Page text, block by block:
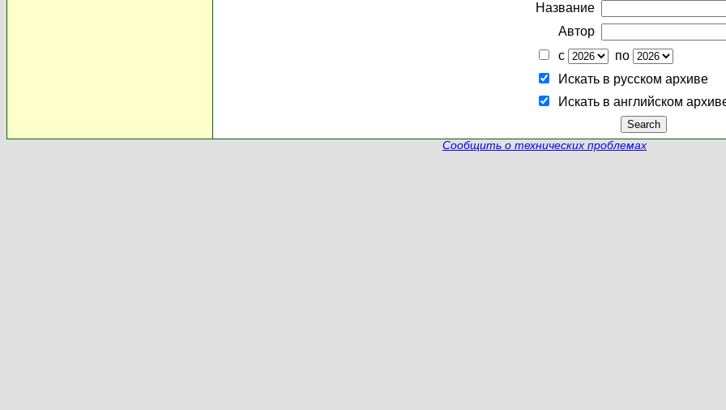
Название
Автор
с
по
Искать в русском архиве
Искать в английском
Сообщить о технических проблемах